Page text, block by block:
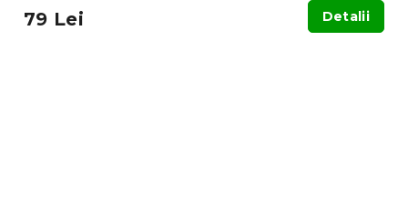
79 Lei Detalii